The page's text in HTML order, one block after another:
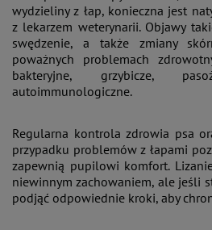
wydzieliny z łap, konieczna jest
z lekarzem weterynarii. Objawy
swędzenie, a także zmiany
poważnych problemach
bakteryjne, grzybicze,
autoimmunologiczne​.
Regularna kontrola zdrowia psa
przypadku problemów z łapami
zapewnią pupilowi komfort.
niewinnym zachowaniem, ale jeśli
podjąć odpowiednie kroki, aby